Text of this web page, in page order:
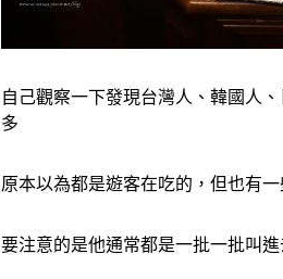
自己觀察一下發現台灣人、韓國人
多
原本以為都是遊客在吃的，但也有
要注意的是他通常都是一批一批叫